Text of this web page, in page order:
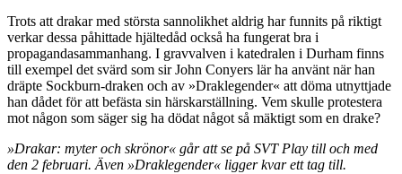
Trots att drakar med största sannolikhet aldrig har funnits på riktigt
verkar dessa påhittade hjältedåd också ha fungerat bra i
propagandasammanhang. I gravvalven i katedralen i Durham finns
till exempel det svärd som sir John Conyers lär ha använt när han
dräpte Sockburn-draken och av »Draklegender« att döma utnyttjade
han dådet för att befästa sin härskarställning. Vem skulle protestera
mot någon som säger sig ha dödat något så mäktigt som en drake?
»Drakar: myter och skrönor« går att se på SVT Play till och med
den 2 februari. Även »Draklegender« ligger kvar ett tag till.